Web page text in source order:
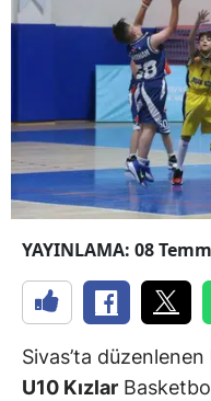
YAYINLAMA: 08
Sivas’ta düzenlenen
U10 Kızlar